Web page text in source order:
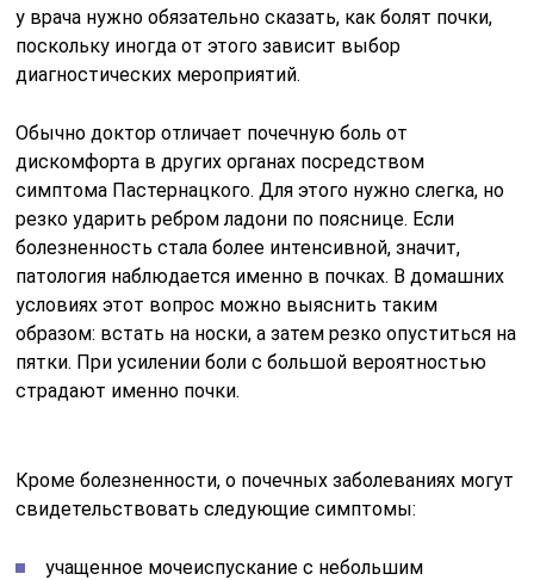
у врача нужно обязательно сказать, как болят почки,
поскольку иногда от этого зависит выбор
диагностических мероприятий.
Обычно доктор отличает почечную боль от
дискомфорта в других органах посредством
симптома Пастернацкого. Для этого нужно слегка, но
резко ударить ребром ладони по пояснице. Если
болезненность стала более интенсивной, значит,
патология наблюдается именно в почках. В домашних
условиях этот вопрос можно выяснить таким
образом: встать на носки, а затем резко опуститься на
пятки. При усилении боли с большой вероятностью
страдают именно почки.
Кроме болезненности, о почечных заболеваниях могут
свидетельствовать следующие симптомы:
учащенное мочеиспускание с небольшим